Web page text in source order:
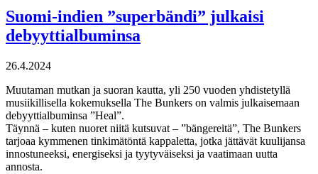
Suomi-indien ”superbändi” julkaisi
debyyttialbuminsa
26.4.2024
Muutaman mutkan ja suoran kautta, yli 250 vuoden yhdistetyllä
musiikillisella kokemuksella The Bunkers on valmis julkaisemaan
debyyttialbuminsa ”Heal”.
Täynnä – kuten nuoret niitä kutsuvat – ”bängereitä”, The Bunkers
tarjoaa kymmenen tinkimätöntä kappaletta, jotka jättävät kuulijansa
innostuneeksi, energiseksi ja tyytyväiseksi ja vaatimaan uutta
annosta.